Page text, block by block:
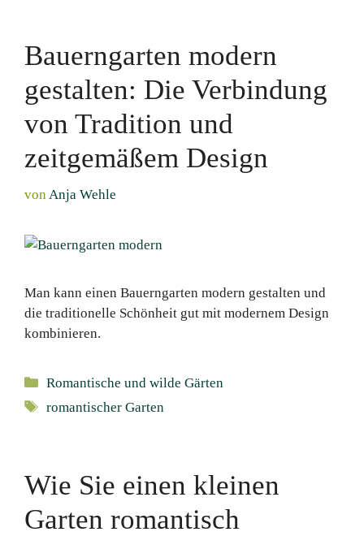
Bauerngarten modern
gestalten: Die Verbindung
von Tradition und
zeitgemäßem Design
von Anja Wehle
Man kann einen Bauerngarten modern gestalten und
die traditionelle Schönheit gut mit modernem Design
kombinieren.
Kategorien
Romantische und wilde Gärten
Schlagwörter
romantischer Garten
Wie Sie einen kleinen
Garten romantisch